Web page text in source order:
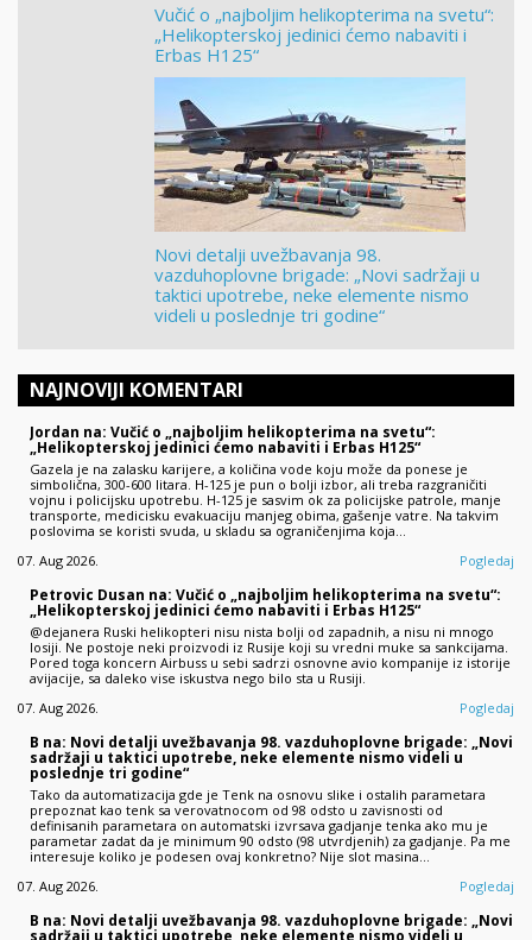
Vučić o „najboljim helikopterima na svetu“:
„Helikopterskoj jedinici ćemo nabaviti i
Erbas H125“
Novi detalji uvežbavanja 98.
vazduhoplovne brigade: „Novi sadržaji u
taktici upotrebe, neke elemente nismo
videli u poslednje tri godine“
NAJNOVIJI KOMENTARI
Jordan na: Vučić o „najboljim helikopterima na svetu“:
„Helikopterskoj jedinici ćemo nabaviti i Erbas H125“
Gazela je na zalasku karijere, a količina vode koju može da ponese je
simbolična, 300-600 litara. H-125 je pun o bolji izbor, ali treba razgraničiti
vojnu i policijsku upotrebu. H-125 je sasvim ok za policijske patrole, manje
transporte, medicisku evakuaciju manjeg obima, gašenje vatre. Na takvim
poslovima se koristi svuda, u skladu sa ograničenjima koja…
07. Aug 2026.
Pogledaj
Petrovic Dusan na: Vučić o „najboljim helikopterima na svetu“:
„Helikopterskoj jedinici ćemo nabaviti i Erbas H125“
@dejanera Ruski helikopteri nisu nista bolji od zapadnih, a nisu ni mnogo
losiji. Ne postoje neki proizvodi iz Rusije koji su vredni muke sa sankcijama.
Pored toga koncern Airbuss u sebi sadrzi osnovne avio kompanije iz istorije
avijacije, sa daleko vise iskustva nego bilo sta u Rusiji.
07. Aug 2026.
Pogledaj
B na: Novi detalji uvežbavanja 98. vazduhoplovne brigade: „Novi
sadržaji u taktici upotrebe, neke elemente nismo videli u
poslednje tri godine“
Tako da automatizacija gde je Tenk na osnovu slike i ostalih parametara
prepoznat kao tenk sa verovatnocom od 98 odsto u zavisnosti od
definisanih parametara on automatski izvrsava gadjanje tenka ako mu je
parametar zadat da je minimum 90 odsto (98 utvrdjenih) za gadjanje. Pa me
interesuje koliko je podesen ovaj konkretno? Nije slot masina…
07. Aug 2026.
Pogledaj
B na: Novi detalji uvežbavanja 98. vazduhoplovne brigade: „Novi
sadržaji u taktici upotrebe, neke elemente nismo videli u